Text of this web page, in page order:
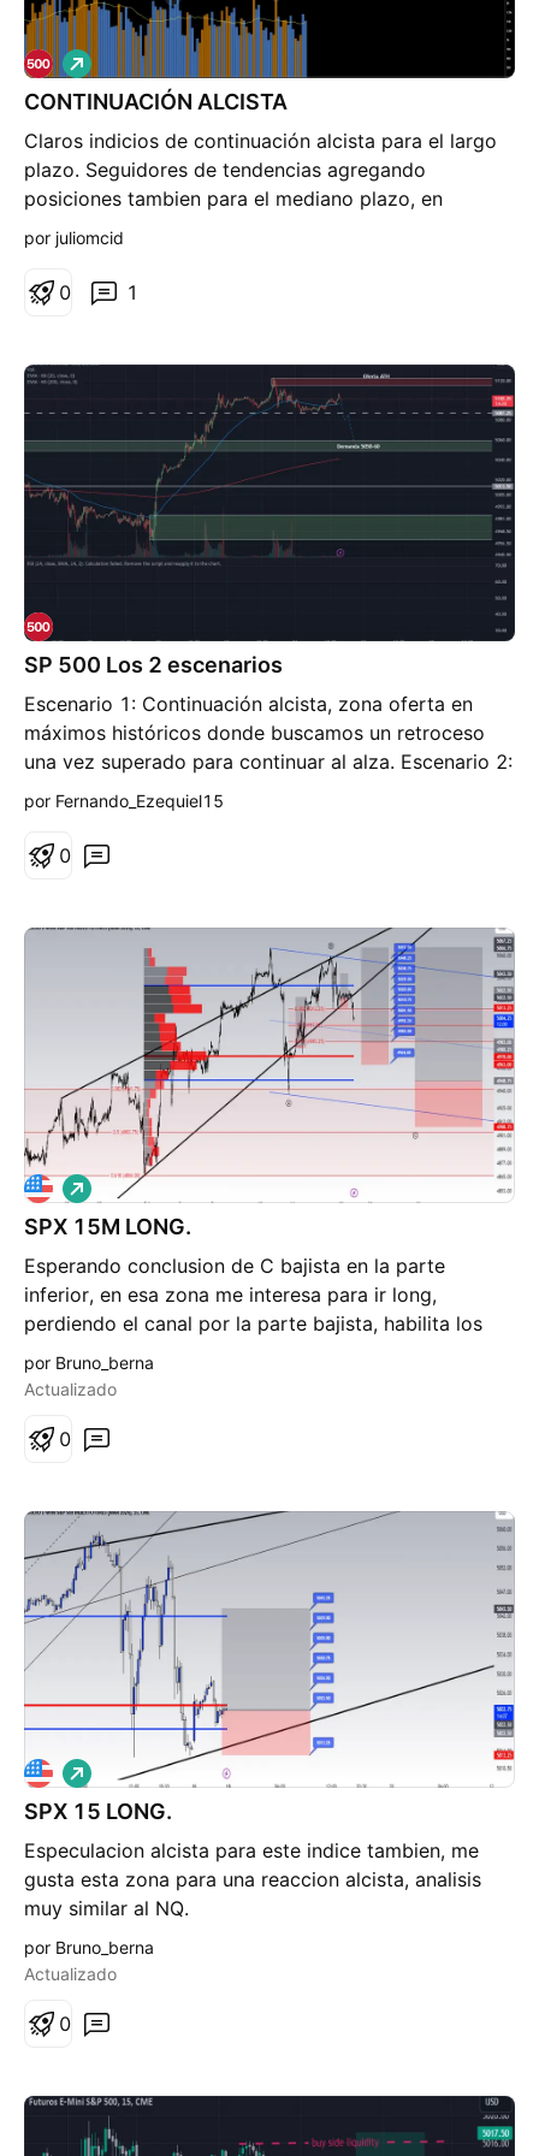
CONTINUACIÓN ALCISTA
Claros indicios de continuación alcista para el largo
plazo. Seguidores de tendencias agregando
posiciones tambien para el mediano plazo, en
proceso de Re acumulación. Continuación a idea
L
a
r
o
por juliomcid
1
0
SP 500 Los 2 escenarios
Escenario 1: Continuación alcista, zona oferta en
máximos históricos donde buscamos un retroceso
una vez superado para continuar al alza. Escenario 2:
Se forma un soporte de pre mercado en 5085-90
que de ser vulnerado puede haber corrección hasta
zona de demanda en 5060 pts. Buscamos un
recorrido de 20 puntos y Stop por arriba del soporte
por Fernando_Ezequiel15
0
SPX 15M LONG.
Esperando conclusion de C bajista en la parte
inferior, en esa zona me interesa para ir long,
perdiendo el canal por la parte bajista, habilita los
objetivos de precio marcados por el retroceso de
fibonacci mayor.
L
a
r
o
por Bruno_berna
Actualizado
0
SPX 15 LONG.
Especulacion alcista para este indice tambien, me
gusta esta zona para una reaccion alcista, analisis
muy similar al NQ.
L
a
r
o
por Bruno_berna
Actualizado
0